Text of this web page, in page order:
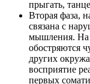
прыгать,
Вторая фаза,
связана с
мышления. На
обостряются
других
восприятие
первых